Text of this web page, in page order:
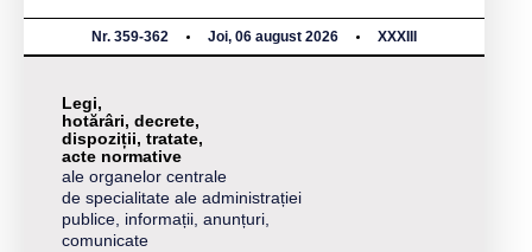
Nr. 359-362 Joi, 06 august 2026 XXXIII
Legi,
hotărâri, decrete,
dispoziții, tratate,
acte normative
ale organelor centrale
de specialitate ale administrației
publice, informații, anunțuri,
comunicate